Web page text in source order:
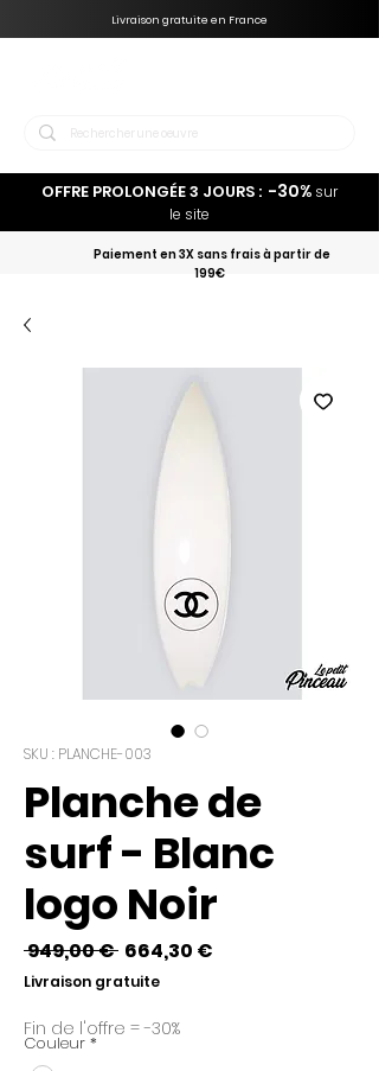
Livraison gratuite en France
Paiement en 3X sans frais à partir de
199€
OFFRE PROLONGÉE 3 JOURS : -30% sur
le site
SKU : PLANCHE-003
Planche de
surf - Blanc
logo Noir
949,00 € Prix
original
664,30 €
Livraison gratuite
Fin de l'offre = -30%
Couleur *